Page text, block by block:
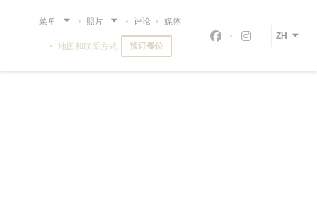
菜单 照片 评论 媒体
地图和联系方式 预订餐位 Facebook ((在新窗
Instagram ((
ZH